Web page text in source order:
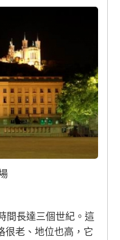
間長達三個世紀。這
很老、地位也高，它